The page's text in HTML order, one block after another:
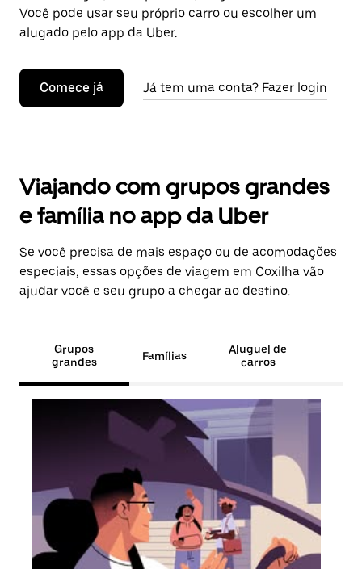
Você pode usar seu próprio carro ou escolher um
alugado pelo app da Uber.
Comece já Já tem uma conta? Fazer login
Viajando com grupos grandes
e família no app da Uber
Se você precisa de mais espaço ou de acomodações
especiais, essas opções de viagem em Coxilha vão
ajudar você e seu grupo a chegar ao destino.
Grupos
grandes
Famílias
Aluguel de
carros